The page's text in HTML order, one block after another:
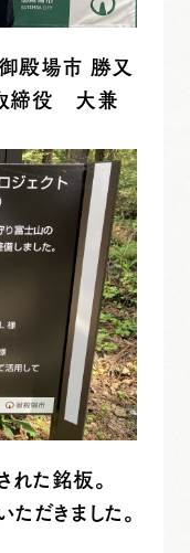
殿場市 勝又
取締役 大兼
た銘板。
だきました。